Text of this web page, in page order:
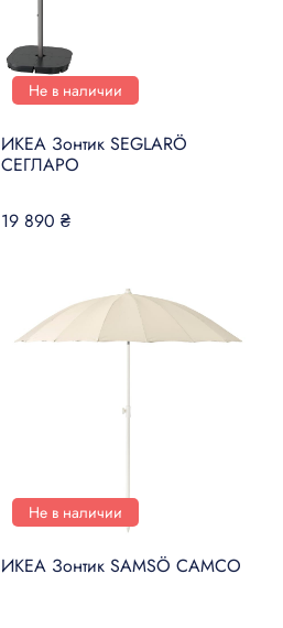
Не в наличии
ИКЕА Зонтик SEGLARÖ
СЕГЛАРО
19 890 ₴
Не в наличии
ИКЕА Зонтик SAMSÖ САМСО